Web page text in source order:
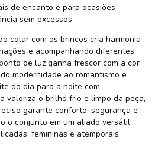
de encanto e para ocasiões
sem excessos.
colar com os brincos cria harmonia
e acompanhando diferentes
de luz ganha frescor com a cor
modernidade ao romantismo e
do dia para a noite com
valoriza o brilho frio e limpo da peça,
garante conforto, segurança e
o conjunto em um aliado versátil
femininas e atemporais.